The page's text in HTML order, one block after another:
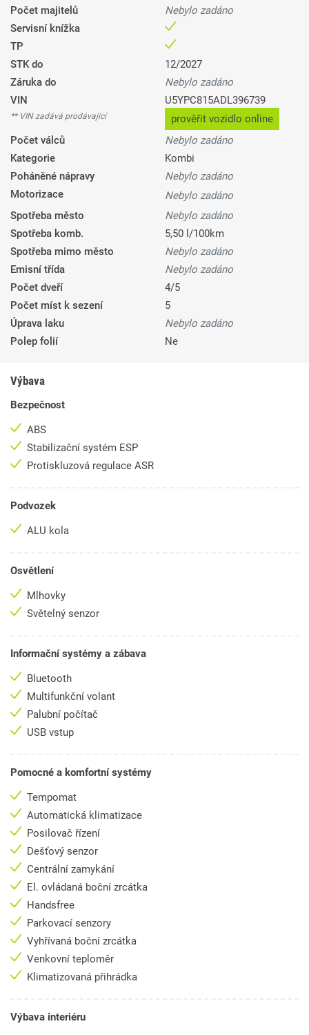
Počet majitelů
Nebylo zadáno
Servisní knížka
TP
STK do
12/2027
Záruka do
Nebylo zadáno
VIN
** VIN zadává prodávající
U5YPC815ADL396739
prověřit vozidlo online
Počet válců
Nebylo zadáno
Kategorie
Kombi
Poháněné nápravy
Nebylo zadáno
Motorizace
Nebylo zadáno
Spotřeba město
Nebylo zadáno
Spotřeba komb.
5,50 l/100km
Spotřeba mimo město
Nebylo zadáno
Emisní třída
Nebylo zadáno
Počet dveří
4/5
Počet míst k sezení
5
Úprava laku
Nebylo zadáno
Polep folií
Ne
Výbava
Bezpečnost
ABS
Stabilizační systém ESP
Protiskluzová regulace ASR
Podvozek
ALU kola
Osvětlení
Mlhovky
Světelný senzor
Informační systémy a zábava
Bluetooth
Multifunkční volant
Palubní počítač
USB vstup
Pomocné a komfortní systémy
Tempomat
Automatická klimatizace
Posilovač řízení
Dešťový senzor
Centrální zamykání
El. ovládaná boční zrcátka
Handsfree
Parkovací senzory
Vyhřívaná boční zrcátka
Venkovní teploměr
Klimatizovaná přihrádka
Výbava interiéru